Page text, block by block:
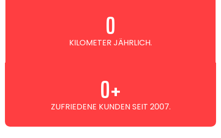
KILOMETER JÄHRLICH.
0
ZUFRIEDENE KUNDEN SEIT 2007.
0+